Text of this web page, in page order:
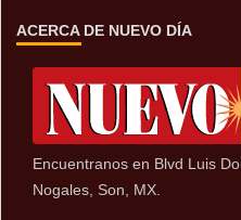
ACERCA DE NUEVO DÍA
Encuentranos en Blvd Luis
Nogales, Son, MX.